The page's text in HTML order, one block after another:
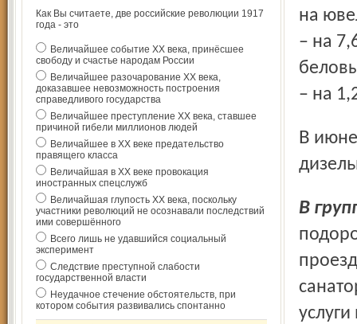
Как Вы считаете, две российские революции 1917
года - это
Величайшее событие ХХ века, принёсшее
свободу и счастье народам России
Величайшее разочарование ХХ века,
доказавшее невозможность построения
справедливого государства
Величайшее преступление ХХ века, ставшее
причиной гибели миллионов людей
Величайшее в ХХ веке предательство
правящего класса
Величайшая в ХХ веке провокация
иностранных спецслужб
Величайшая глупость ХХ века, поскольку
участники революций не осознавали последствий
ими совершённого
Всего лишь не удавшийся социальный
эксперимент
Следствие преступной слабости
государственной власти
Неудачное стечение обстоятельств, при
котором события развивались спонтанно
на
– на
– на
В июне цены на бензин выросли на 0,6 процента, а на
В